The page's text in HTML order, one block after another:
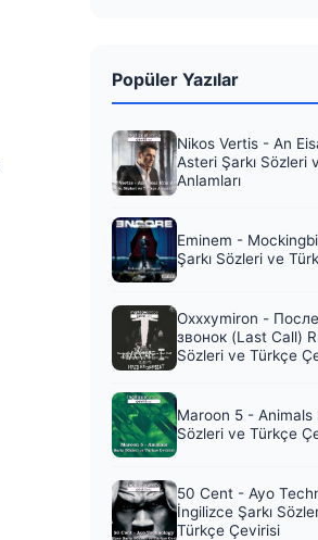
Popüler Yazılar
Nikos Vertis - An
Asteri Şarkı Sözleri
Anlamları
Eminem -
Şarkı Sözleri ve
Oxxxymiron -
звонок (Last Call)
Sözleri ve Türkçe
Maroon 5 - Animals
Sözleri ve Türkçe
50 Cent - Ayo
İngilizce Şarkı
Türkçe Çevirisi